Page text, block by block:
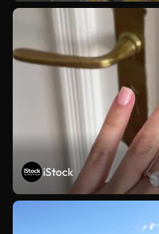
iStock